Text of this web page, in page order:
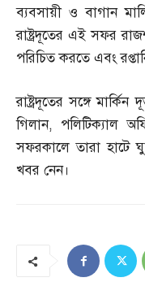
ব্যবসায়ী ও বাগান
রাষ্ট্রদূতের এই সফর
পরিচিত করতে এবং
রাষ্ট্রদূতের সঙ্গে
গিলান, পলিটিক্যাল
সফরকালে তারা হাটে
খবর নেন।